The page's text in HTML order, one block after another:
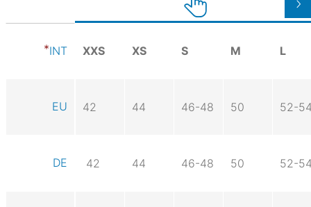
INT XXS XS S M L
EU 42 44 46-48 50 52-
DE 42 44 46-48 50 52-